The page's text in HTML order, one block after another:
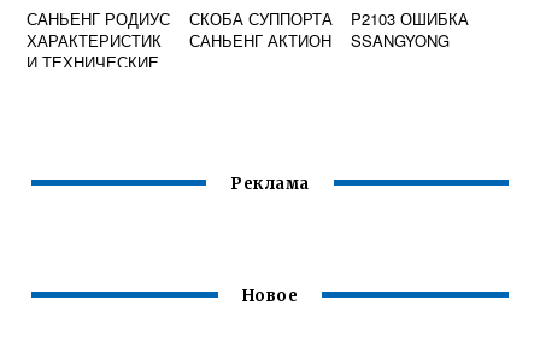
САНЬЕНГ РОДИУС
ХАРАКТЕРИСТИК
И ТЕХНИЧЕСКИЕ
СКОБА СУППОРТА
САНЬЕНГ АКТИОН
P2103 ОШИБКА
SSANGYONG
Реклама
Новое